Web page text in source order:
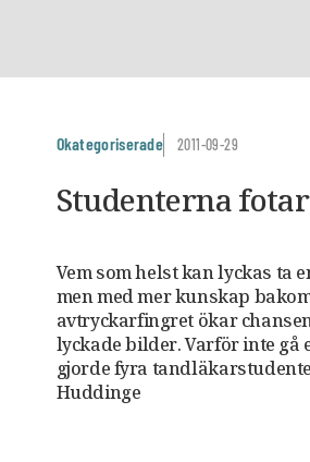
Okategoriserade 2011-09-29
Studenterna fotar
Vem som helst kan lyckas ta
men med mer kunskap
avtryckarfingret ökar
lyckade bilder. Varför inte gå
gjorde fyra
Huddinge